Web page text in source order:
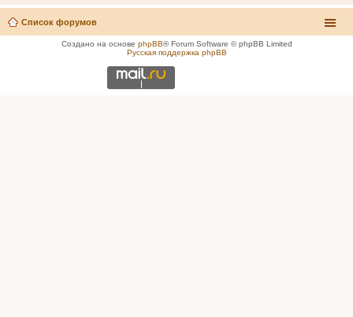
Список форумов
Создано на основе phpBB® Forum Software © phpBB Limited
Русская поддержка phpBB